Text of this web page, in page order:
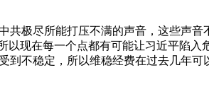
共极尽所能打压不满的声音，这些声
以现在每一个点都有可能让习近平陷
到不稳定，所以维稳经费在过去几年